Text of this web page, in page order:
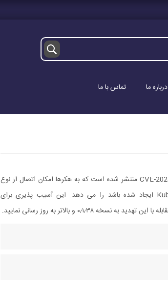
درباره ما تماس با ما
برای Kubernetes آسیب پذیری با کد شناسایی CVE-2024-9486 منتشر شده است که به هکرها امکان اتصال از نوع
ssh را به virtual machine ای که توسط Kubernetes ایجاد شده باشد را می دهد. این آسیب پذیری برای